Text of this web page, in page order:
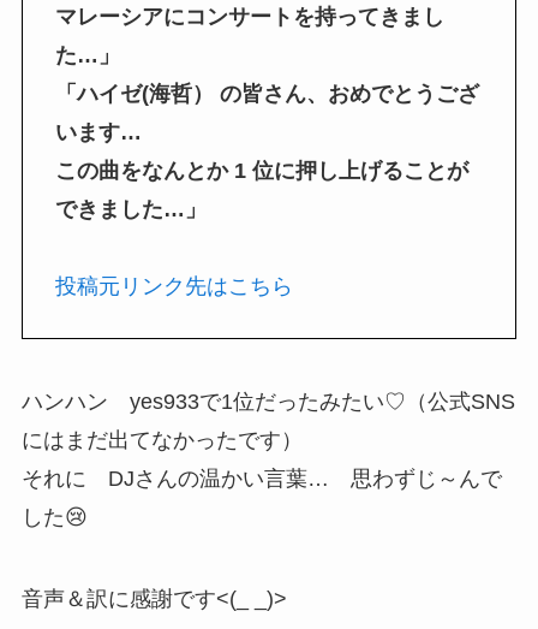
マレーシアにコンサートを持ってきまし
た…」
「ハイゼ(海哲） の皆さん、おめでとうござ
います…
この曲をなんとか 1 位に押し上げることが
できました…」
投稿元リンク先はこちら
ハンハン yes933で1位だったみたい♡（公式SNS
にはまだ出てなかったです）
それに DJさんの温かい言葉… 思わずじ～んで
した😢
音声＆訳に感謝です<(_ _)>